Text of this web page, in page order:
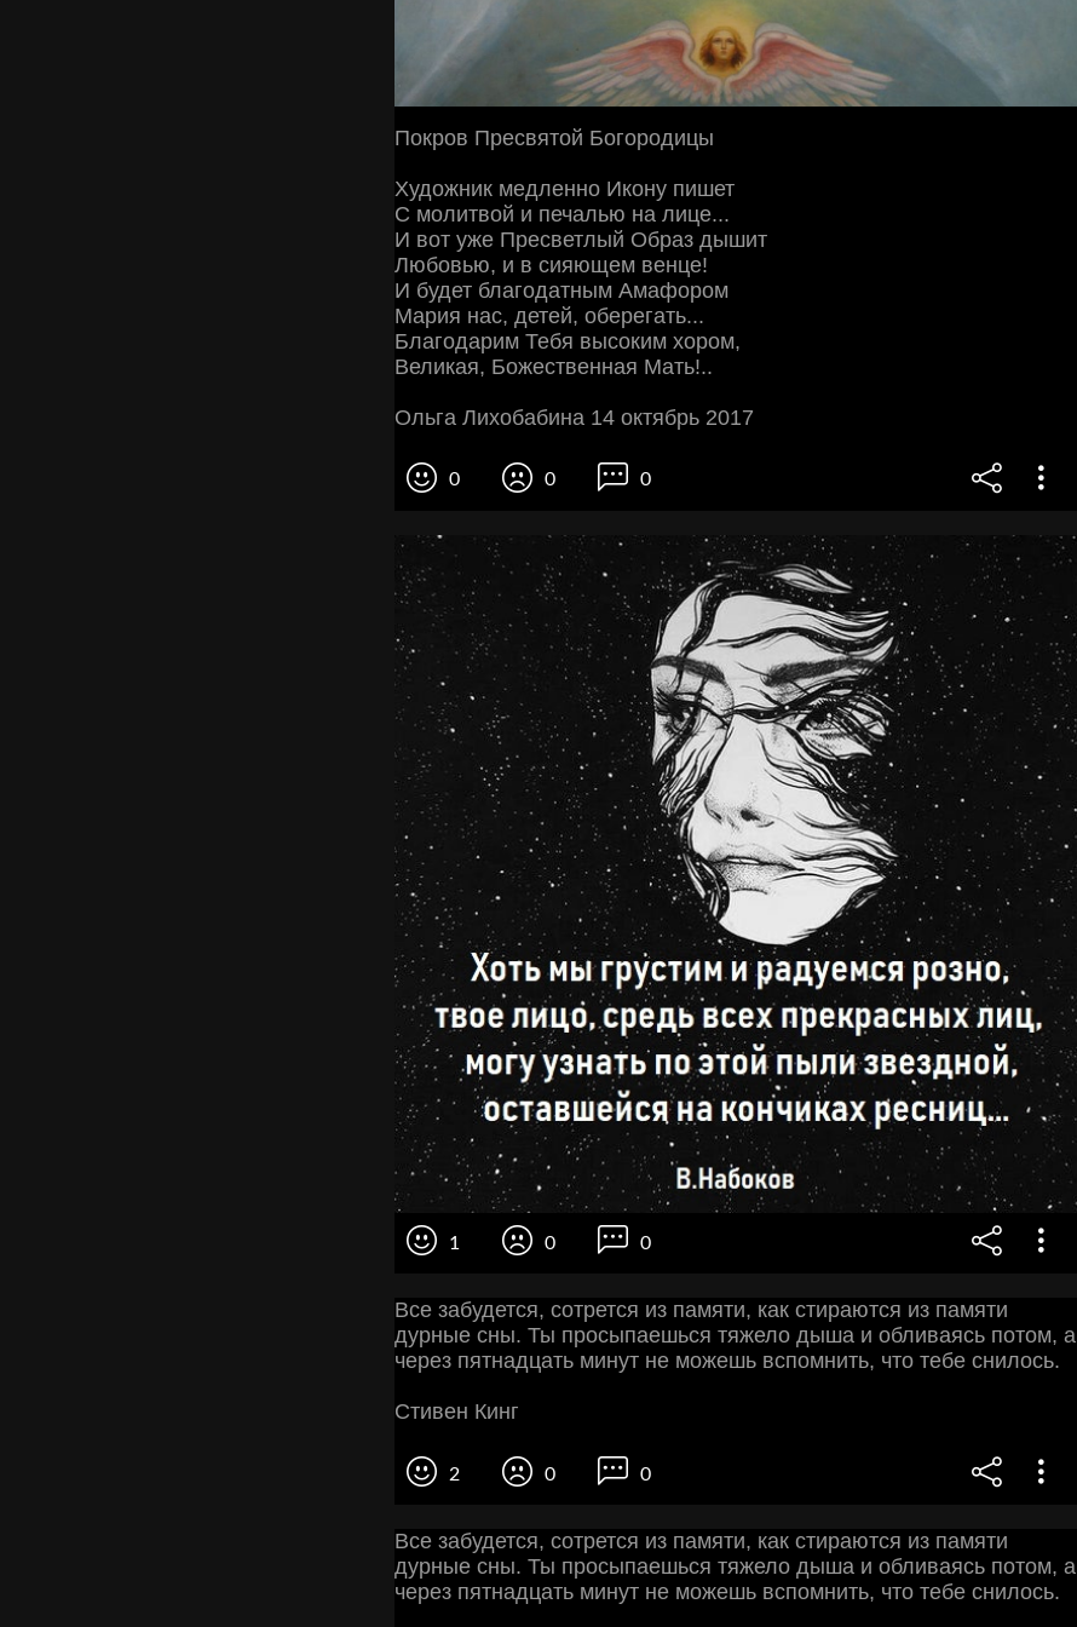
Покров Пресвятой Богородицы
Художник медленно Икону пишет
С молитвой и печалью на лице...
И вот уже Пресветлый Образ дышит
Любовью, и в сияющем венце!
И будет благодатным Амафором
Мария нас, детей, оберегать...
Благодарим Тебя высоким хором,
Великая, Божественная Мать!..
Ольга Лихобабина 14 октябрь 2017
0 0 0
1 0 0
Все забудется, сотрется из памяти, как стираются из памяти
дурные сны. Ты просыпаешься тяжело дыша и обливаясь потом, а
через пятнадцать минут не можешь вспомнить, что тебе снилось.
Стивен Кинг
2 0 0
Все забудется, сотрется из памяти, как стираются из памяти
дурные сны. Ты просыпаешься тяжело дыша и обливаясь потом, а
через пятнадцать минут не можешь вспомнить, что тебе снилось.